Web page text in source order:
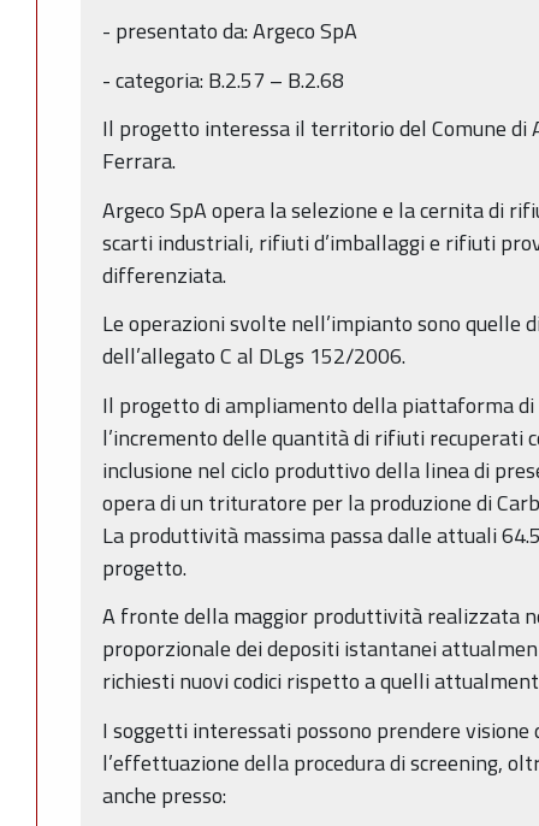
- presentato da: Argeco SpA
- categoria: B.2.57 – B.2.68
Il progetto interessa il territorio del Comune di
Ferrara.
Argeco SpA opera la selezione e la cernita di
scarti industriali, rifiuti d’imballaggi e rifiuti
differenziata.
Le operazioni svolte nell’impianto sono quelle
dell’allegato C al DLgs 152/2006.
Il progetto di ampliamento della piattaforma di
l’incremento delle quantità di rifiuti recuperati
inclusione nel ciclo produttivo della linea di
opera di un trituratore per la produzione di
La produttività massima passa dalle attuali
progetto.
A fronte della maggior produttività realizzata
proporzionale dei depositi istantanei
richiesti nuovi codici rispetto a quelli
I soggetti interessati possono prendere
l’effettuazione della procedura di screening,
anche presso: